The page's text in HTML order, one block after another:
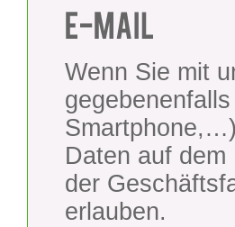
Wenn Sie mit
Daten auf
der
erlauben.